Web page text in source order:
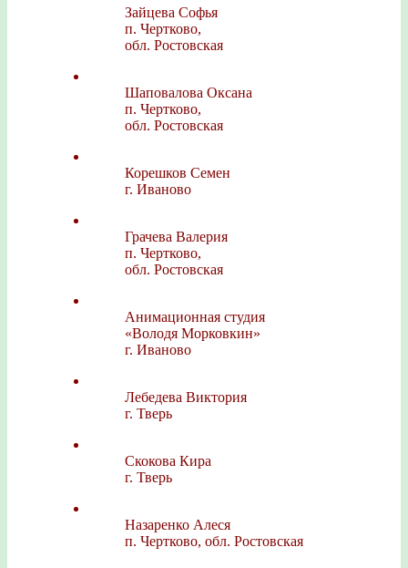
Зайцева Софья
п. Чертково,
обл. Ростовская
Шаповалова Оксана
п. Чертково,
обл. Ростовская
Корешков Семен
г. Иваново
Грачева Валерия
п. Чертково,
обл. Ростовская
Анимационная студия
«Володя Морковкин»
г. Иваново
Лебедева Виктория
г. Тверь
Скокова Кира
г. Тверь
Назаренко Алеся
п. Чертково, обл. Ростовская